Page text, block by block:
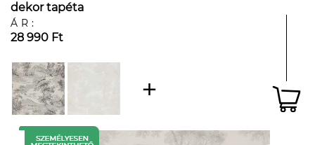
dekor tapéta
ÁR:
28 990 Ft